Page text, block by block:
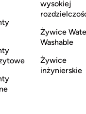
wysokiej
Żywice
Washable
Żywice
inżynierskie